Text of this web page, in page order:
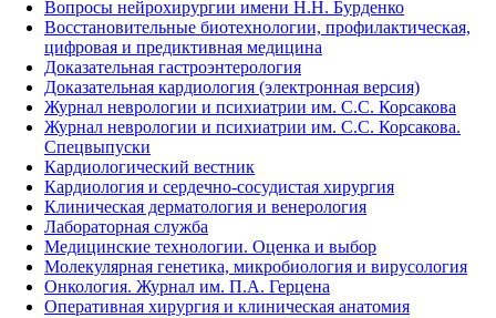
Вопросы нейрохирургии имени Н.Н. Бурденко
Восстановительные биотехнологии, профилактическая,
цифровая и предиктивная медицина
Доказательная гастроэнтерология
Доказательная кардиология (электронная версия)
Журнал неврологии и психиатрии им. С.С. Корсакова
Журнал неврологии и психиатрии им. С.С. Корсакова.
Спецвыпуски
Кардиологический вестник
Кардиология и сердечно-сосудистая хирургия
Клиническая дерматология и венерология
Лабораторная служба
Медицинские технологии. Оценка и выбор
Молекулярная генетика, микробиология и вирусология
Онкология. Журнал им. П.А. Герцена
Оперативная хирургия и клиническая анатомия